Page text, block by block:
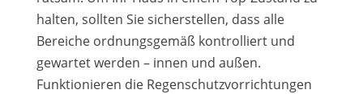
halten, sollten Sie sicherstellen, dass alle
Bereiche ordnungsgemäß kontrolliert und
gewartet werden – innen und außen.
Funktionieren die Regenschutzvorrichtungen